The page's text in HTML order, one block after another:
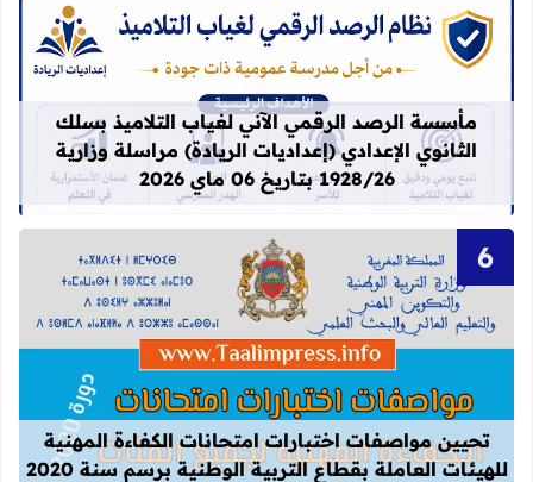
قراءة المزيد عن مأسسة الرصد الرقمي الآني
مأسسة الرصد الرقمي الآني لغياب التلاميذ بسلك
الثانوي الإعدادي (إعداديات الريادة) مراسلة وزارية
1928/26 بتاريخ 06 ماي 2026
قراءة المزيد عن تحيين مواصفات
تحيين مواصفات اختبارات امتحانات الكفاءة المهنية
للهيئات العاملة بقطاع التربية الوطنية برسم سنة 2020